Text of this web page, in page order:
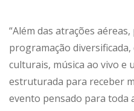
“Além das atrações
programação
culturais, música ao vivo e
estruturada para receber
evento pensado para toda